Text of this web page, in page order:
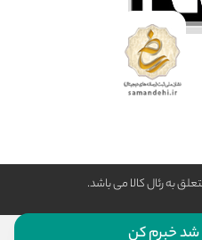
به رئال كالا می باشد.